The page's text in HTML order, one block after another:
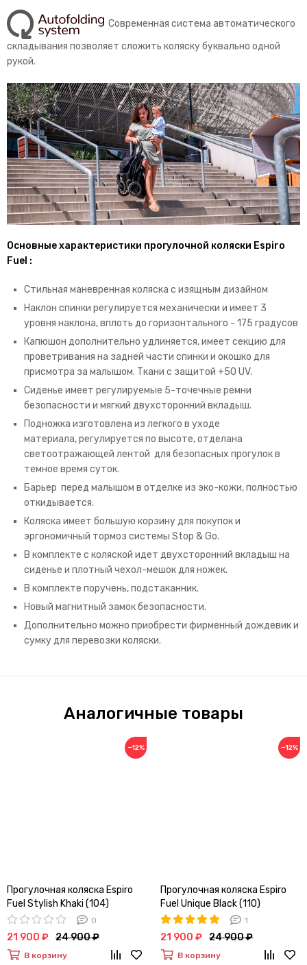
Современная система автоматического
складывания позволяет сложить коляску буквально одной
рукой.
Основные характеристики прогулочной коляски Espiro
Fuel :
Стильная маневренная коляска с изящным дизайном
Наклон спинки регулируется механически и имеет 3
уровня наклона, вплоть до горизонтального - 175 градусов
Капюшон дополнительно удлиняется, имеет секцию для
проветривания на задней части спинки и окошко для
присмотра за малышом. Ткани с защитой +50 UV.
Сиденье имеет регулируемые 5-точечные ремни
безопасности и мягкий двухсторонний вкладыш.
Подножка изготовлена из легкого в уходе
материала, регулируется по высоте, отделана
светоотражающей лентой для безопасных прогулок в
темное время суток.
Барьер перед малышом в отделке из эко-кожи, полностью
откидывается.
Коляска имеет большую корзину для покупок и
эргономичный тормоз системы Stop & Go.
В комплекте с коляской идет двухсторонний вкладыш на
сиденье и плотный чехол-мешок для ножек.
В комплекте поручень, подстаканник.
Новый магнитный замок безопасности.
Дополнительно можно приобрести фирменный дождевик и
сумку для перевозки коляски.
Аналогичные товары
−12%
Прогулочная коляска Espiro
Fuel Stylish Khaki (104)
0
21 900 ₽ 24 900 ₽
В корзину
−12%
Прогулочная коляска Espiro
Fuel Unique Black (110)
1
21 900 ₽ 24 900 ₽
В корзину